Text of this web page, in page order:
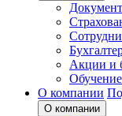
Акции и
Обучение
О компании
О компании